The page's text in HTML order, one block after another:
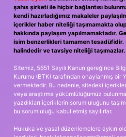
şahıs şirketi ile hiçbir bağlantısı
kendi hazırladığımız makaleler
içerikler haber niteliği taşımamakta
hakkında paylaşım yapılmamaktadır.
isim benzerlikleri tamamen
halindedir ve tavsiye niteliği taşımazlar.
Sitemiz, 5651 Sayılı Kanun gereğince
Kurumu (BTK) tarafından onaylanmış bir
vermektedir. Bu nedenle, sitedeki
veya araştırma yükümlülüğümüz
yazdıkları içeriklerin sorumluluğunu
bu sorumluluğu kabul etmiş sayılırlar.
Hukuka ve yasal düzenlemelere aykırı